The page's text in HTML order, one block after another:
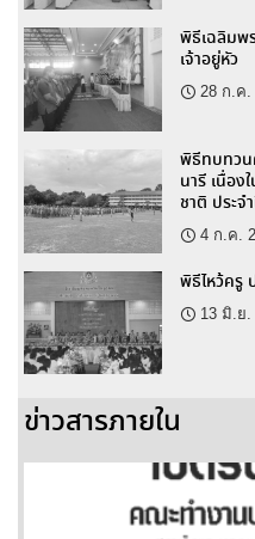
พิธีเฉลิมพ
เจ้าอยู่หัว
28 ก.ค.
พิธีทบทวน
นารี เนื่อ
ชาติ ประจ
4 ก.ค.
พิธีไหว้ครู
13 มิ.ย.
ข่าวสารภายใน